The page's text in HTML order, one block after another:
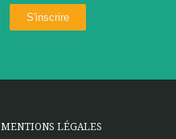
MENTIONS LÉGALES